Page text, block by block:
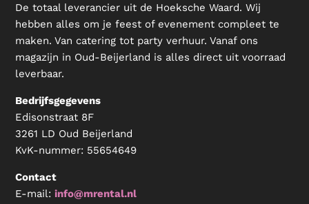
De totaal leverancier uit de Hoeksche Waard. Wij
hebben alles om je feest of evenement compleet te
maken. Van catering tot party verhuur. Vanaf ons
magazijn in Oud-Beijerland is alles direct uit voorraad
leverbaar.
Bedrijfsgegevens
Edisonstraat 8F
3261 LD Oud Beijerland
KvK-nummer: 55654649
Contact
E-mail:info@mrental.nl